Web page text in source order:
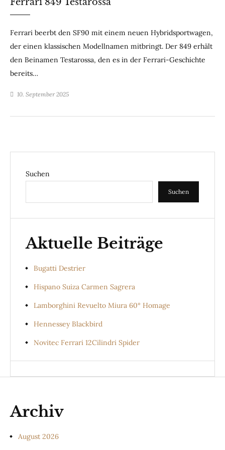
Ferrari beerbt den SF90 mit einem neuen Hybridsportwagen,
der einen klassischen Modellnamen mitbringt. Der 849 erhält
den Beinamen Testarossa, den es in der Ferrari-Geschichte
bereits…
10. September 2025
Suchen
Suchen
Aktuelle Beiträge
Bugatti Destrier
Hispano Suiza Carmen Sagrera
Lamborghini Revuelto Miura 60° Homage
Hennessey Blackbird
Novitec Ferrari 12Cilindri Spider
Archiv
August 2026